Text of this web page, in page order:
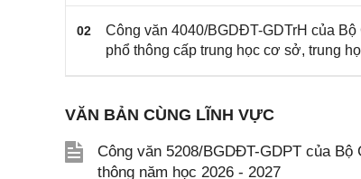
02
Công văn 4040/BGDĐT-GDTrH của
phổ thông cấp trung học cơ sở, trung
VĂN BẢN CÙNG LĨNH VỰC
Công văn 5208/BGDĐT-GDPT của
thông năm học 2026 - 2027